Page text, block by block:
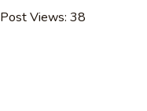
Post Views: 38